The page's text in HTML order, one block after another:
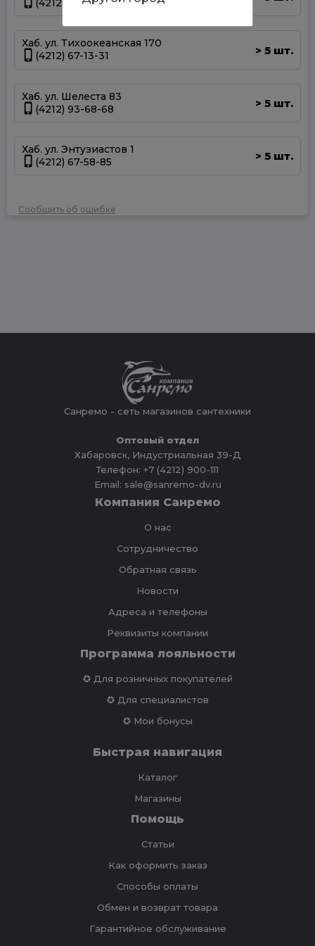
(4212) 50-67-37
Хаб. ул. Тихоокеанская 170
(4212) 67-13-31
> 5 шт.
Хаб. ул. Шелеста 83
(4212) 93-68-68
> 5 шт.
Хаб. ул. Энтузиастов 1
(4212) 67-58-85
> 5 шт.
Сообщить об ошибке
Санремо - сеть магазинов сантехники
Оптовый отдел
Хабаровск, Индустриальная 39-Д
Телефон: +7 (4212) 900-111
Email: sale@sanremo-dv.ru
Компания Санремо
О нас
Сотрудничество
Обратная связь
Новости
Адреса и телефоны
Реквизиты компании
Программа лояльности
✪ Для розничных покупателей
✪ Для специалистов
✪ Мои бонусы
Быстрая навигация
Каталог
Магазины
Помощь
Статьи
Как оформить заказ
Способы оплаты
Обмен и возврат товара
Гарантийное обслуживание